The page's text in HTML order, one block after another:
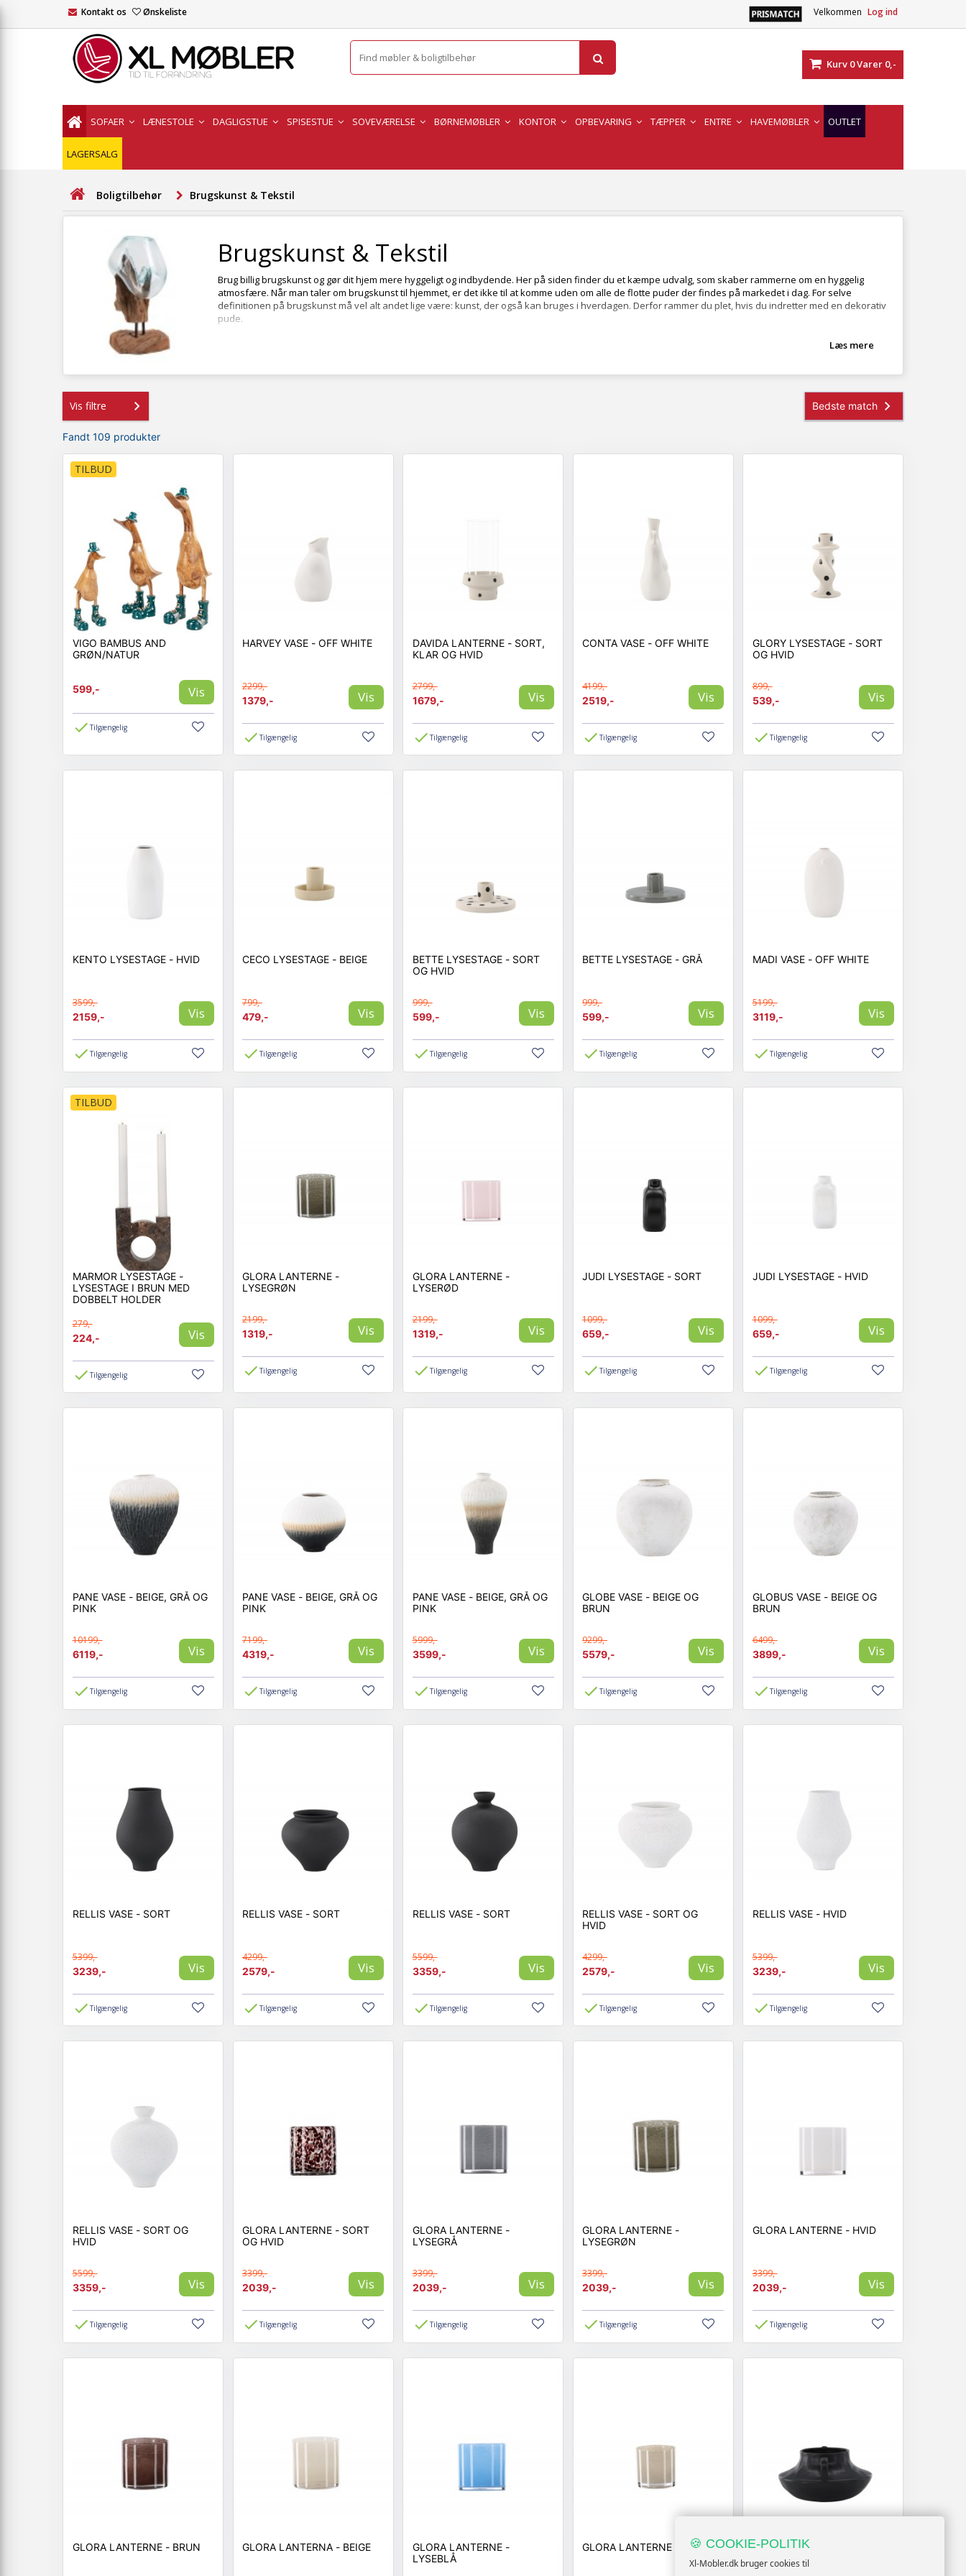
Velkommen Log ind
Kontakt os Ønskeliste
Kurv 0Varer 0,-
SOFAER LÆNESTOLE DAGLIGSTUE SPISESTUE SOVEVÆRELSE BØRNEMØBLER KONTOR OPBEVARING TÆPPER ENTRE HAVEMØBLER OUTLET
LAGERSALG
Boligtilbehør Brugskunst & Tekstil
Brugskunst & Tekstil
Brug billig brugskunst og gør dit hjem mere hyggeligt og indbydende. Her på siden finder du et kæmpe udvalg, som skaber rammerne om en hyggelig
atmosfære. Når man taler om brugskunst til hjemmet, er det ikke til at komme uden om alle de flotte puderder findes på markedet i dag. For selve
definitionen på brugskunst må vel alt andet lige være: kunst, der også kan bruges i hverdagen. Derfor rammer du plet, hvis du indretter med en dekorativ
pude.
Læs mere
Vis filtre
Fandt 109 produkter
TILBUD
VIGO BAMBUS AND
GRØN/NATUR
599,- Vis
Tilgængelig
HARVEY VASE - OFF WHITE
2299,-
1379,-
Vis
Tilgængelig
DAVIDA LANTERNE - SORT,
KLAR OG HVID
2799,-
1679,-
Vis
Tilgængelig
CONTA VASE - OFF WHITE
4199,-
2519,-
Vis
Tilgængelig
GLORY LYSESTAGE - SORT
OG HVID
899,-
539,-
Vis
Tilgængelig
KENTO LYSESTAGE - HVID
3599,-
2159,-
Vis
Tilgængelig
CECO LYSESTAGE - BEIGE
799,-
479,-
Vis
Tilgængelig
BETTE LYSESTAGE - SORT
OG HVID
999,-
599,-
Vis
Tilgængelig
BETTE LYSESTAGE - GRÅ
999,-
599,-
Vis
Tilgængelig
MADI VASE - OFF WHITE
5199,-
3119,-
Vis
Tilgængelig
TILBUD
MARMOR LYSESTAGE -
LYSESTAGE I BRUN MED
DOBBELT HOLDER
279,-
224,-
Vis
Tilgængelig
GLORA LANTERNE -
LYSEGRØN
2199,-
1319,-
Vis
Tilgængelig
GLORA LANTERNE -
LYSERØD
2199,-
1319,-
Vis
Tilgængelig
JUDI LYSESTAGE - SORT
1099,-
659,-
Vis
Tilgængelig
JUDI LYSESTAGE - HVID
1099,-
659,-
Vis
Tilgængelig
PANE VASE - BEIGE, GRÅ OG
PINK
10199,-
6119,-
Vis
Tilgængelig
PANE VASE - BEIGE, GRÅ OG
PINK
7199,-
4319,-
Vis
Tilgængelig
PANE VASE - BEIGE, GRÅ OG
PINK
5999,-
3599,-
Vis
Tilgængelig
GLOBE VASE - BEIGE OG
BRUN
9299,-
5579,-
Vis
Tilgængelig
GLOBUS VASE - BEIGE OG
BRUN
6499,-
3899,-
Vis
Tilgængelig
RELLIS VASE - SORT
5399,-
3239,-
Vis
Tilgængelig
RELLIS VASE - SORT
4299,-
2579,-
Vis
Tilgængelig
RELLIS VASE - SORT
5599,-
3359,-
Vis
Tilgængelig
RELLIS VASE - SORT OG
HVID
4299,-
2579,-
Vis
Tilgængelig
RELLIS VASE - HVID
5399,-
3239,-
Vis
Tilgængelig
RELLIS VASE - SORT OG
HVID
5599,-
3359,-
Vis
Tilgængelig
GLORA LANTERNE - SORT
OG HVID
3399,-
2039,-
Vis
Tilgængelig
GLORA LANTERNE -
LYSEGRÅ
3399,-
2039,-
Vis
Tilgængelig
GLORA LANTERNE -
LYSEGRØN
3399,-
2039,-
Vis
Tilgængelig
GLORA LANTERNE - HVID
3399,-
2039,-
Vis
Tilgængelig
GLORA LANTERNE - BRUN GLORA LANTERNA - BEIGE
GLORA LANTERNE -
LYSEBLÅ
GLORA LANTERNE - BEIGE
🍪 COOKIE-POLITIK
Xl-Mobler.dk bruger cookies til